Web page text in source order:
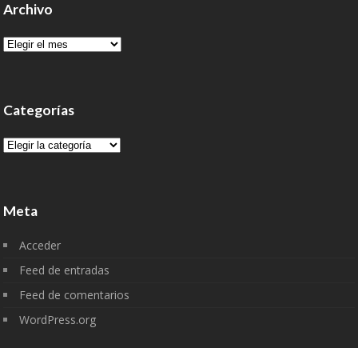
Archivo
Archivo
Categorías
Categorías
Meta
Acceder
Feed de entradas
Feed de comentarios
WordPress.org